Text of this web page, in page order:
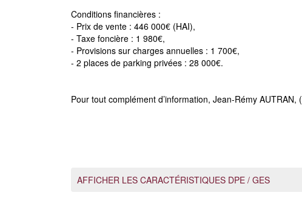
Conditions financières :
- Prix de vente : 446 000€ (HAI),
- Taxe foncière : 1 980€,
- Provisions sur charges annuelles : 1 700€,
- 2 places de parking privées : 28 000€.
Pour tout complément d’information, Jean-Rémy
AFFICHER LES CARACTÉRISTIQUES DPE / GES